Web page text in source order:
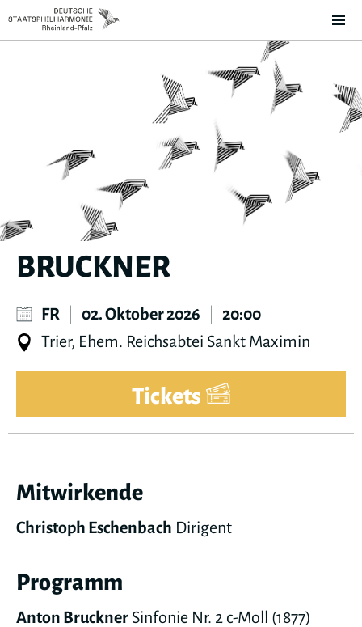
BRUCKNER
FR 02. Oktober 2026
20:00
Trier, Ehem. Reichsabtei Sankt Maximin
Tickets
Mitwirkende
Christoph Eschenbach Dirigent
Programm
Anton Bruckner Sinfonie Nr. 2 c-Moll (1877)